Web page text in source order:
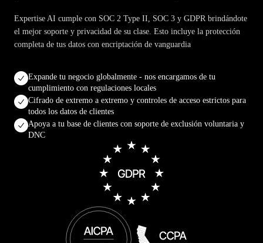
Expertise AI cumple con SOC 2 Type II, SOC 3 y GDPR brindándote
el mejor soporte y privacidad de su clase. Esto incluye la protección
completa de tus datos con encriptación de vanguardia
Expande tu negocio globalmente - nos encargamos de tu
cumplimiento con regulaciones locales
Cifrado de extremo a extremo y controles de acceso estrictos para
todos los datos de clientes
Apoya a tu base de clientes con soporte de exclusión voluntaria y
DNC